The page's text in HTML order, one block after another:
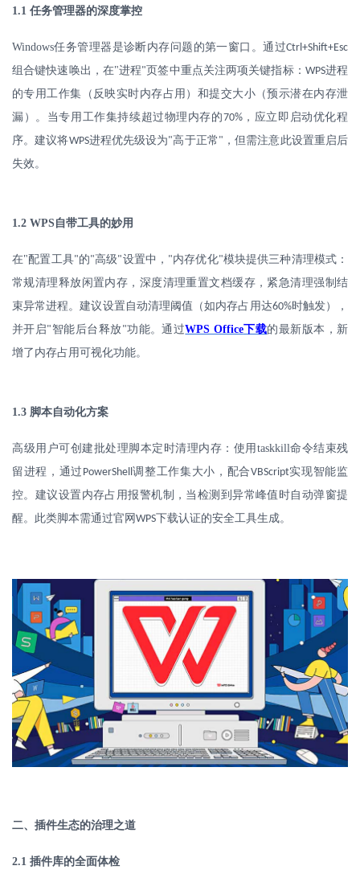
1.1 任务管理器的深度掌控
Windows任务管理器是诊断内存问题的第一窗口。通过Ctrl+Shift+Esc
组合键快速唤出， 在"进程"页签中重点关注两项关键指标： WPS进程
的专用工作集（反映实时内存占用）和提交大小（预示潜在内存泄
漏）。当专用工作集持续超过物理内存的70%，应立即启动优化程
序。建议将WPS进程优先级设为"高于正常 " ，但需注意此设置重启后
失效。
1.2 WPS自带工具的妙用
在"配置工具"的"高级"设置中， "内存优化"模块提供三种清理模式：
常规清理释放闲置内存，深度清理重置文档缓存，紧急清理强制结
束异常进程。建议设置自动清理阈值（如内存占用达60%时触发），
并开启" 智能后台释放"功能。通过WPS Office下载的最新版本，新
增了内存占用可视化功能。
1.3 脚本自动化方案
高级用户可创建批处理脚本定时清理内存：使用 taskkill命令结束残
留进程，通过 PowerShell调整工作集大小，配合VBScript实现智能监
控。建议设置内存占用报警机制，当检测到异常峰值时自动弹窗提
醒。此类脚本需通过官网 WPS下载认证的安全工具生成。
二、插件生态的治理之道
2.1 插件库的全面体检